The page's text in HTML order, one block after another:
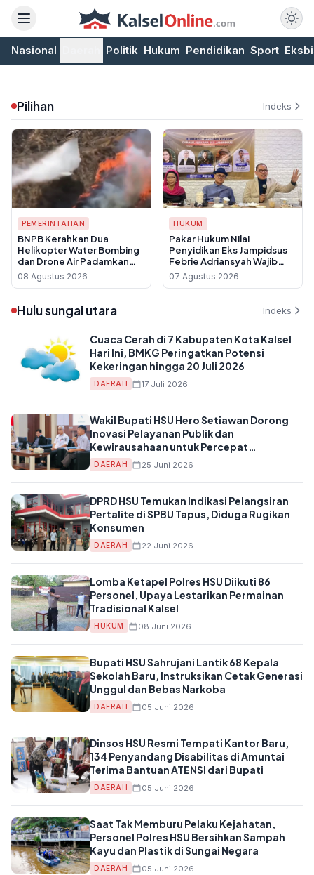
Nasional Politik Hukum Pendidikan Sport
Pilihan Indeks
PEMERINTAHAN
BNPB Kerahkan Dua
Helikopter Water Bombing
dan Drone Air Padamkan
Karhutla Gunung Bromo
08 Agustus 2026
HUKUM
Pakar Hukum Nilai
Penyidikan Eks Jampidsus
Febrie Adriansyah Wajib
Dikembangkan hingga
Ungkap Aktor Korporasi
07 Agustus 2026
Hulu sungai utara Indeks
Cuaca Cerah di 7 Kabupaten Kota Kalsel
Hari Ini, BMKG Peringatkan Potensi
Kekeringan hingga 20 Juli 2026
DAERAH 17 Juli 2026
Wakil Bupati HSU Hero Setiawan Dorong
Inovasi Pelayanan Publik dan
Kewirausahaan untuk Percepat
Penanggulangan Kemiskinan
DAERAH 25 Juni 2026
DPRD HSU Temukan Indikasi Pelangsiran
Pertalite di SPBU Tapus, Diduga Rugikan
Konsumen
DAERAH 22 Juni 2026
Lomba Ketapel Polres HSU Diikuti 86
Personel, Upaya Lestarikan Permainan
Tradisional Kalsel
HUKUM 08 Juni 2026
Bupati HSU Sahrujani Lantik 68 Kepala
Sekolah Baru, Instruksikan Cetak Generasi
Unggul dan Bebas Narkoba
DAERAH 05 Juni 2026
Dinsos HSU Resmi Tempati Kantor Baru,
134 Penyandang Disabilitas di Amuntai
Terima Bantuan ATENSI dari Bupati
DAERAH 05 Juni 2026
Saat Tak Memburu Pelaku Kejahatan,
Personel Polres HSU Bersihkan Sampah
Kayu dan Plastik di Sungai Negara
DAERAH 05 Juni 2026